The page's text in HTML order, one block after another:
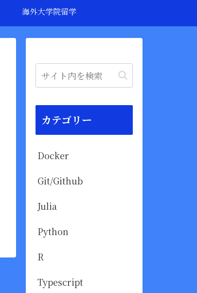
海外大学院留学
カテゴリー
Docker
Git/Github
Julia
Python
R
Typescript